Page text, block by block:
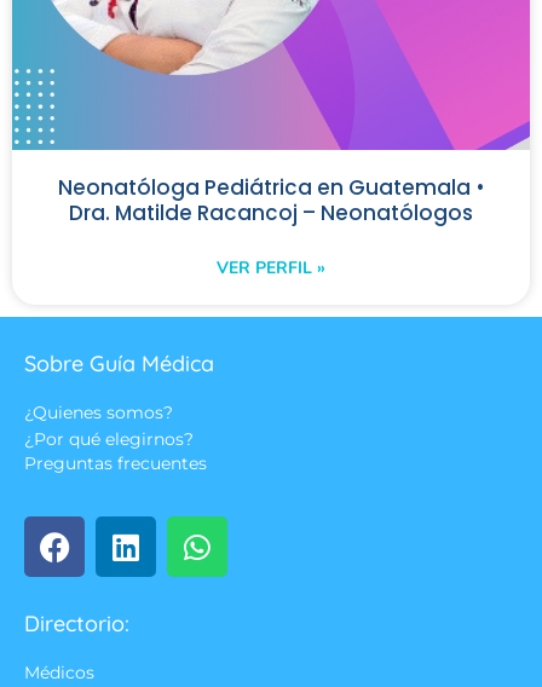
Neonatóloga Pediátrica en Guatemala •
Dra. Matilde Racancoj – Neonatólogos
VER PERFIL »
Sobre Guía Médica
¿Quienes somos?
¿Por qué elegirnos?
Preguntas frecuentes
Directorio:
Médicos